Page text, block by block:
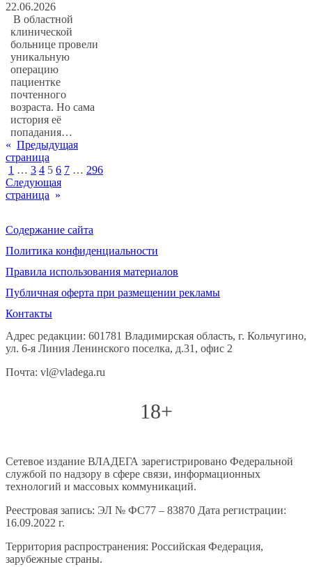
22.06.2026
В областной
клинической
больнице провели
уникальную
операцию
пациентке
почтенного
возраста. Но сама
история её
попадания…
« Предыдущая
страница
1 … 3 4 5 6 7 … 296
Следующая
страница »
Содержание сайта
Политика конфиденциальности
Правила использования материалов
Публичная оферта при размещении рекламы
Контакты
Адрес редакции: 601781 Владимирская область, г. Кольчугино,
ул. 6-я Линия Ленинского поселка, д.31, офис 2
Почта: vl@vladega.ru
18+
Сетевое издание ВЛАДЕГА зарегистрировано Федеральной
службой по надзору в сфере связи, информационных
технологий и массовых коммуникаций.
Реестровая запись: ЭЛ № ФС77 – 83870 Дата регистрации:
16.09.2022 г.
Территория распространения: Российская Федерация,
зарубежные страны.